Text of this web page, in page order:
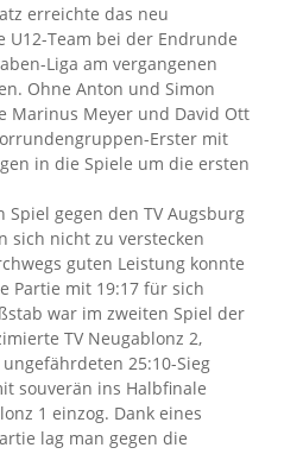
erreichte das neu
Team bei der Endrunde
Liga am vergangenen
Ohne Anton und Simon
Marinus Meyer und David Ott
Erster mit
in die Spiele um die ersten
gegen den TV Augsburg
sich nicht zu verstecken
guten Leistung konnte
Partie mit 19:17 für sich
war im zweiten Spiel der
TV Neugablonz 2,
25:10-Sieg
souverän ins Halbfinale
1 einzog. Dank eines
lag man gegen die